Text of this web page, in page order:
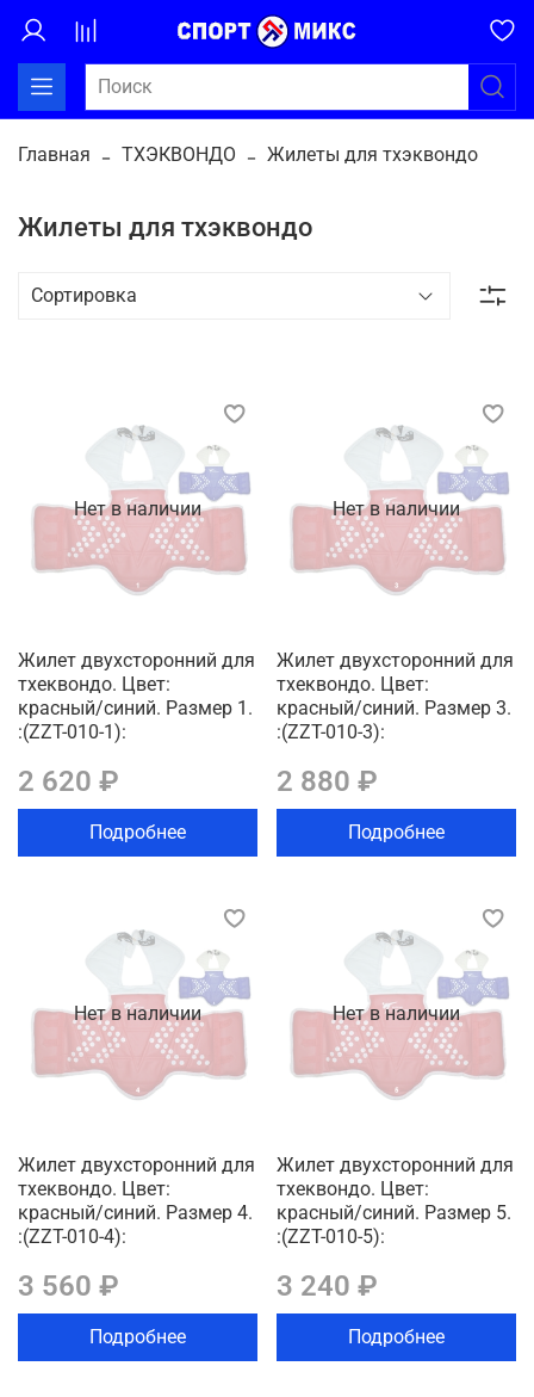
Главная ТХЭКВОНДО Жилеты для тхэквондо
Жилеты для тхэквондо
Нет в наличии
Жилет двухсторонний для
тхеквондо. Цвет:
красный/синий. Размер 1.
:(ZZT-010-1):
2 620 ₽
Подробнее
Нет в наличии
Жилет двухсторонний для
тхеквондо. Цвет:
красный/синий. Размер 3.
:(ZZT-010-3):
2 880 ₽
Подробнее
Нет в наличии
Жилет двухсторонний для
тхеквондо. Цвет:
красный/синий. Размер 4.
:(ZZT-010-4):
3 560 ₽
Подробнее
Нет в наличии
Жилет двухсторонний для
тхеквондо. Цвет:
красный/синий. Размер 5.
:(ZZT-010-5):
3 240 ₽
Подробнее